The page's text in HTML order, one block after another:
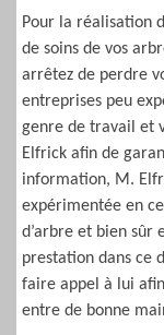
Pour la réalisation
de soins de vos
arrêtez de perdre
entreprises peu
genre de travail et
Elfrick afin de
information, M.
expérimentée en
d’arbre et bien sûr
prestation dans ce
faire appel à lui
entre de bonne